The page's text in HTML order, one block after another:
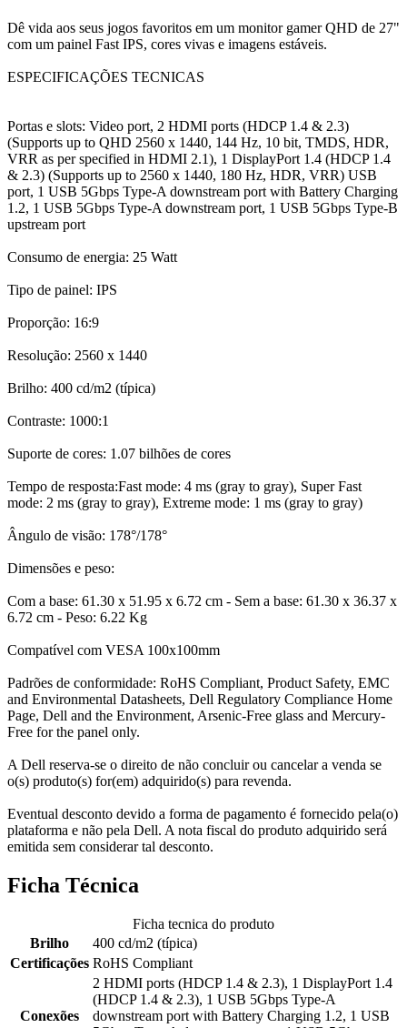
Dê vida aos seus jogos favoritos em um monitor gamer QHD de 27"
com um painel Fast IPS, cores vivas e imagens estáveis.
ESPECIFICAÇÕES TECNICAS
Portas e slots: Video port, 2 HDMI ports (HDCP 1.4 & 2.3)
(Supports up to QHD 2560 x 1440, 144 Hz, 10 bit, TMDS, HDR,
VRR as per specified in HDMI 2.1), 1 DisplayPort 1.4 (HDCP 1.4
& 2.3) (Supports up to 2560 x 1440, 180 Hz, HDR, VRR) USB
port, 1 USB 5Gbps Type-A downstream port with Battery Charging
1.2, 1 USB 5Gbps Type-A downstream port, 1 USB 5Gbps Type-B
upstream port
Consumo de energia: 25 Watt
Tipo de painel: IPS
Proporção: 16:9
Resolução: 2560 x 1440
Brilho: 400 cd/m2 (típica)
Contraste: 1000:1
Suporte de cores: 1.07 bilhões de cores
Tempo de resposta:Fast mode: 4 ms (gray to gray), Super Fast
mode: 2 ms (gray to gray), Extreme mode: 1 ms (gray to gray)
Ângulo de visão: 178°/178°
Dimensões e peso:
Com a base: 61.30 x 51.95 x 6.72 cm - Sem a base: 61.30 x 36.37 x
6.72 cm - Peso: 6.22 Kg
Compatível com VESA 100x100mm
Padrões de conformidade: RoHS Compliant, Product Safety, EMC
and Environmental Datasheets, Dell Regulatory Compliance Home
Page, Dell and the Environment, Arsenic-Free glass and Mercury-
Free for the panel only.
A Dell reserva-se o direito de não concluir ou cancelar a venda se
o(s) produto(s) for(em) adquirido(s) para revenda.
Eventual desconto devido a forma de pagamento é fornecido pela(o)
plataforma e não pela Dell. A nota fiscal do produto adquirido será
emitida sem considerar tal desconto.
Ficha Técnica
Ficha tecnica do produto
Brilho
400 cd/m2 (típica)
Certificações RoHS Compliant
Conexões
2 HDMI ports (HDCP 1.4 & 2.3), 1 DisplayPort 1.4
(HDCP 1.4 & 2.3), 1 USB 5Gbps Type-A
downstream port with Battery Charging 1.2, 1 USB